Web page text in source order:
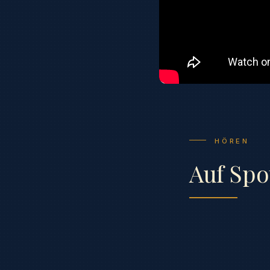
HÖREN
Auf